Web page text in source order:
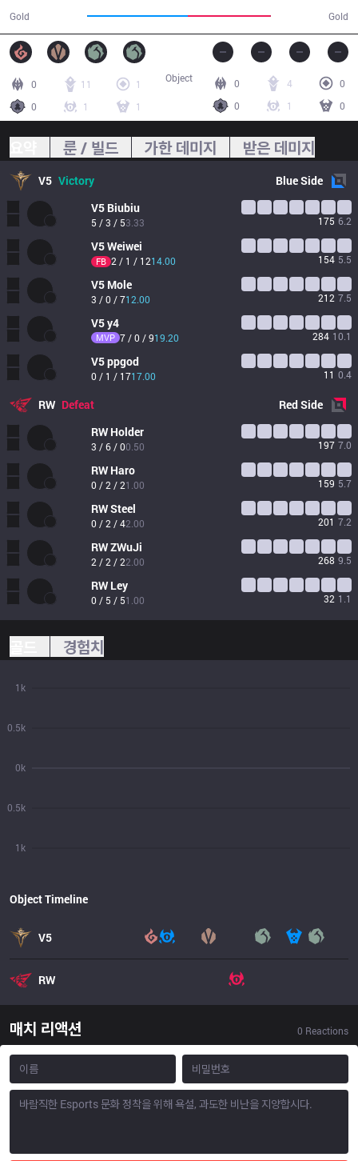
Gold Gold
0 11
1
0
1 1
0 4
0
0
1 0
Object
룬 / 빌드 가한 데미지 받은 데미지
V5 Victory BlueSide
V5 Biubiu
5 / 3 / 53.33 175 6.2
V5Weiwei
FB 2 / 1 / 1214.00 154 5.5
V5 Mole
3 / 0 / 712.00 212 7.5
V5y4
MVP 7 / 0 / 919.20 284 10.1
V5ppgod
0 / 1 / 1717.00 11 0.4
RW Defeat RedSide
RW Holder
3 / 6 / 00.50 197 7.0
RW Haro
0 / 2 / 21.00 159 5.7
RWSteel
0 / 2 / 42.00 201 7.2
RWZWuJi
2 / 2 / 22.00 268 9.5
RW Ley
0 / 5 / 51.00 32 1.1
경험치
1k
0.5k
0k
0.5k
1k
Object Timeline
V5
RW
매치 리액션 0 Reactions